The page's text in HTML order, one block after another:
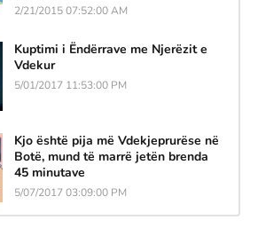
2/21/2015 07:52:00 AM
Kuptimi i Ëndërrave me Njerëzit e
Vdekur
5/01/2017 11:53:00 PM
Kjo është pija më Vdekjeprurëse në
Botë, mund të marrë jetën brenda
45 minutave
5/07/2017 03:09:00 PM